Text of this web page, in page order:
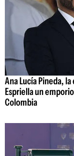
Ana Lucía Pineda,
Espriella un
Colombia